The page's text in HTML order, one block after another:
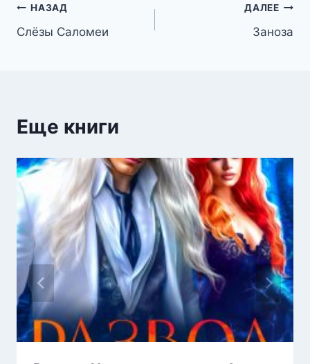
Навигация
по
НАЗАД
Слёзы Саломеи
ДАЛЕЕ
Заноза
Еще книги